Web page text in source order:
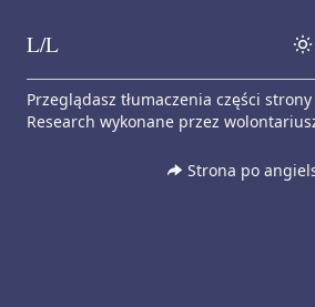
Skip to content
L/L
Przeglądasz tłumaczenia części
Research wykonane przez
Strona po